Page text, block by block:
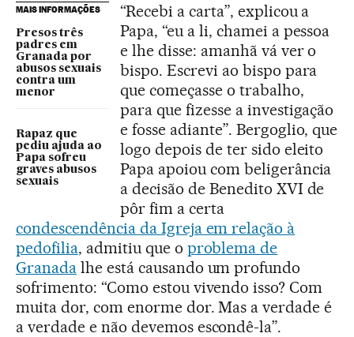
MAIS INFORMAÇÕES
Presos três
padres em
Granada por
abusos sexuais
contra um
menor
Rapaz que
pediu ajuda ao
Papa sofreu
graves abusos
sexuais
“Recebi a carta”, explicou a
Papa, “eu a li, chamei a pessoa
e lhe disse: amanhã vá ver o
bispo. Escrevi ao bispo para
que começasse o trabalho,
para que fizesse a investigação
e fosse adiante”. Bergoglio, que
logo depois de ter sido eleito
Papa apoiou com beligerância
a decisão de Benedito XVI de
pôr fim a certa
condescendência da Igreja em relação à
pedofilia, admitiu que o problema de
Granadalhe está causando um profundo
sofrimento: “Como estou vivendo isso? Com
muita dor, com enorme dor. Mas a verdade é
a verdade e não devemos escondê-la”.